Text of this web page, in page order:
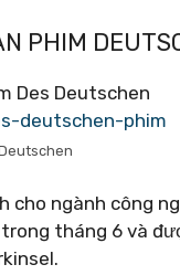
PHIM
deutschen-phim
cho ngành công
tháng 6 và